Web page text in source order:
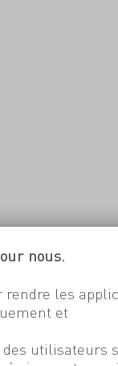
nous.
rendre les
et
utilisateurs